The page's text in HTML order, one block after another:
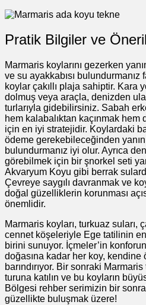
Pratik Bilgiler ve
Marmaris koylarını gezerken
ve su ayakkabısı bulundurmanız
koylar çakıllı plaja sahiptir. Kara
dolmuş veya araçla, denizden
turlarıyla gidebilirsiniz. Sabah
hem kalabalıktan kaçınmak hem
için en iyi stratejidir. Koylardaki
ödeme gerekebileceğinden
bulundurmanız iyi olur. Ayrıca
görebilmek için bir şnorkel seti
Akvaryum Koyu gibi berrak
Çevreye saygılı davranmak ve
doğal güzelliklerin korunması
önemlidir.
Marmaris koyları, turkuaz suları,
cennet köşeleriyle Ege tatilinin
birini sunuyor. İçmeler’in
doğasına kadar her koy,
barındırıyor. Bir sonraki
turuna katılın ve bu koyların
Bölgesi rehber serimizin bir
güzellikte buluşmak üzere!